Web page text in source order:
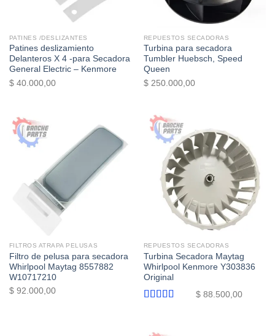
PATINES /DESLIZANTES
Patines deslizamiento
Delanteros X 4 -para Secadora
General Electric – Kenmore
$40.000,00
REPUESTOS SECADORAS
Turbina para secadora
Tumbler Huebsch, Speed ​​
Queen
$250.000,00
FILTROS ATRAPA PELUSAS
Filtro de pelusa para secadora
Whirlpool Maytag 8557882
W10717210
$92.000,00
REPUESTOS SECADORAS
Turbina Secadora Maytag
Whirlpool Kenmore Y303836
Original
$88.500,00